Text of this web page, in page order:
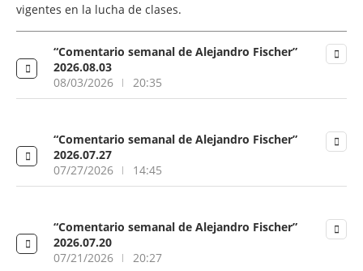
vigentes en la lucha de clases.
“Comentario semanal de Alejandro Fischer”
2026.08.03
08/03/2026
20:35
“Comentario semanal de Alejandro Fischer”
2026.07.27
07/27/2026
14:45
“Comentario semanal de Alejandro Fischer”
2026.07.20
07/21/2026
20:27